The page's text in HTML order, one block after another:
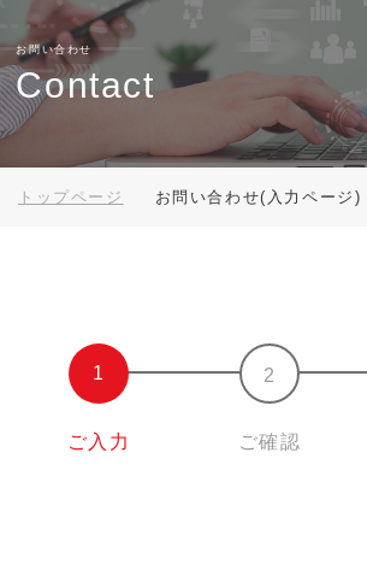
お問い合わせ
Contact
トップページ お問い合わせ(入力ページ)
ご入力 ご確認